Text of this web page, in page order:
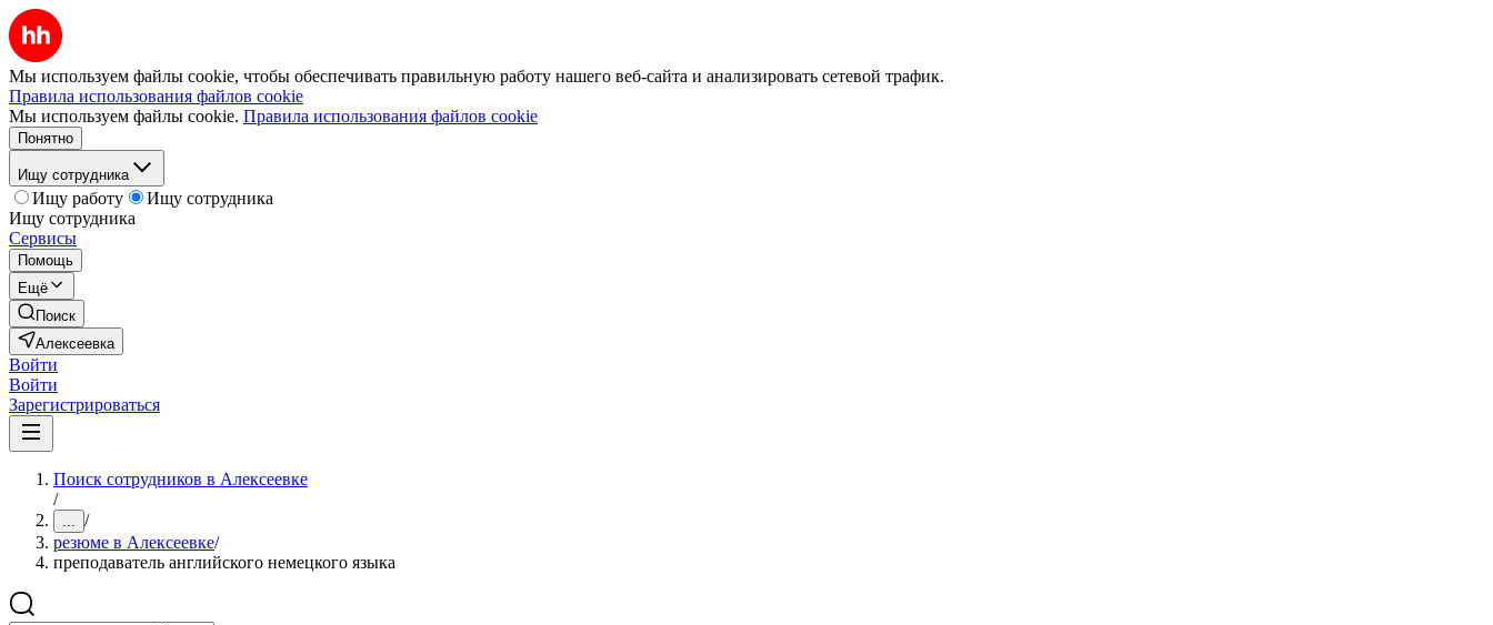
Мы используем файлы cookie, чтобы обеспечивать правильную работу нашего веб-сайта и анализировать сетевой трафик.
Правила использования файлов cookie
Мы используем файлы cookie. Правила использования файлов cookie
Понятно
Ищу сотрудника
Ищу работу
Ищу сотрудника
Ищу сотрудника
Сервисы
Помощь
Ещё
Поиск
Алексеевка
Войти
Войти
Зарегистрироваться
Поиск сотрудников в Алексеевке
/
... /
резюме в Алексеевке/
преподаватель английского немецкого языка